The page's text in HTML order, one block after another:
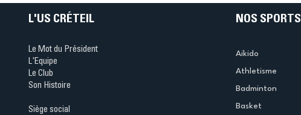
L'US CRÉTEIL
Le Mot du Président
L'Equipe
Le Club
Son Histoire
Siège social
NOS SPORTS
Aikido
Athletisme
Badminton
Basket